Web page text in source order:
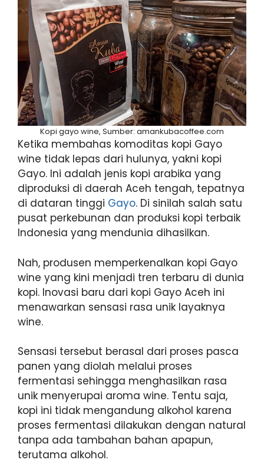
Kopi gayo wine, Sumber: amankubacoffee.com
Ketika membahas komoditas kopi Gayo
wine tidak lepas dari hulunya, yakni kopi
Gayo. Ini adalah jenis kopi arabika yang
diproduksi di daerah Aceh tengah, tepatnya
di dataran tinggi Gayo. Di sinilah salah satu
pusat perkebunan dan produksi kopi terbaik
Indonesia yang mendunia dihasilkan.
Nah, produsen memperkenalkan kopi Gayo
wine yang kini menjadi tren terbaru di dunia
kopi. Inovasi baru dari kopi Gayo Aceh ini
menawarkan sensasi rasa unik layaknya
wine.
Sensasi tersebut berasal dari proses pasca
panen yang diolah melalui proses
fermentasi sehingga menghasilkan rasa
unik menyerupai aroma wine. Tentu saja,
kopi ini tidak mengandung alkohol karena
proses fermentasi dilakukan dengan natural
tanpa ada tambahan bahan apapun,
terutama alkohol.